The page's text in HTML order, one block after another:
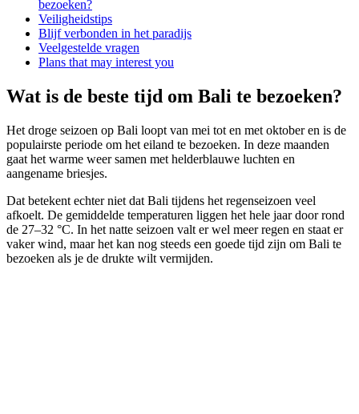
bezoeken?
Veiligheidstips
Blijf verbonden in het paradijs
Veelgestelde vragen
Plans that may interest you
Wat is de beste tijd om Bali te bezoeken?
Het droge seizoen op Bali loopt van mei tot en met oktober en is de
populairste periode om het eiland te bezoeken. In deze maanden
gaat het warme weer samen met helderblauwe luchten en
aangename briesjes.
Dat betekent echter niet dat Bali tijdens het regenseizoen veel
afkoelt. De gemiddelde temperaturen liggen het hele jaar door rond
de 27–32 °C. In het natte seizoen valt er wel meer regen en staat er
vaker wind, maar het kan nog steeds een goede tijd zijn om Bali te
bezoeken als je de drukte wilt vermijden.